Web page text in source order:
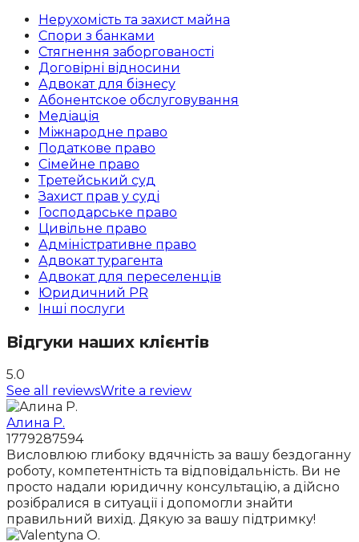
Нерухомість та захист майна
Спори з банками
Стягнення заборгованості
Договірні відносини
Адвокат для бізнесу
Абoнентское обслуговування
Медіація
Міжнародне право
Податкове право
Сімейне право
Третейський суд
Захист прав у суді
Господарське право
Цивільне право
Адміністративне право
Адвокат турагента
Адвокат для переселенців
Юридичний PR
Інші послуги
Відгуки наших клієнтів
5.0
See all reviewsWrite a review
Алина Р.
1779287594
Висловлюю глибоку вдячність за вашу бездоганну
роботу, компетентність та відповідальність. Ви не
просто надали юридичну консультацію, а дійсно
розібралися в ситуації і допомогли знайти
правильний вихід. Дякую за вашу підтримку!